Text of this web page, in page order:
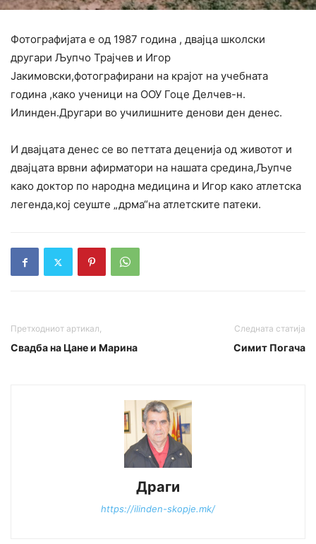
Фотографијата е од 1987 година , двајца школски
другари Љупчо Трајчев и Игор
Јакимовски,фотографирани на крајот на учебната
година ,како ученици на ООУ Гоце Делчев-н.
Илинден.Другари во училишните денови ден денес.
И двајцата денес се во петтата деценија од животот и
двајцата врвни афирматори на нашата средина,Љупче
како доктор по народна медицина и Игор како атлетска
легенда,кој сеуште „дрма“на атлетските патеки.
Претходниот артикал,
Свадба на Цане и Марина
Следната статија
Симит Погача
Драги
https://ilinden-skopje.mk/